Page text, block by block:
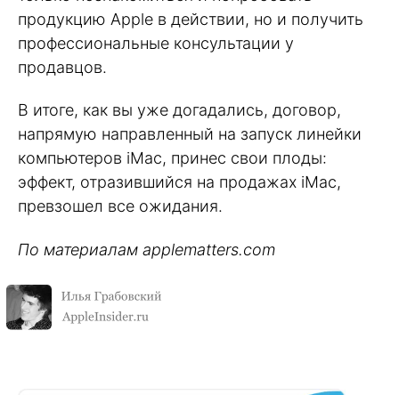
продукцию Apple в действии, но и получить
профессиональные консультации у
продавцов.
В итоге, как вы уже догадались, договор,
напрямую направленный на запуск линейки
компьютеров iMac, принес свои плоды:
эффект, отразившийся на продажах iMac,
превзошел все ожидания.
По материалам applematters.com